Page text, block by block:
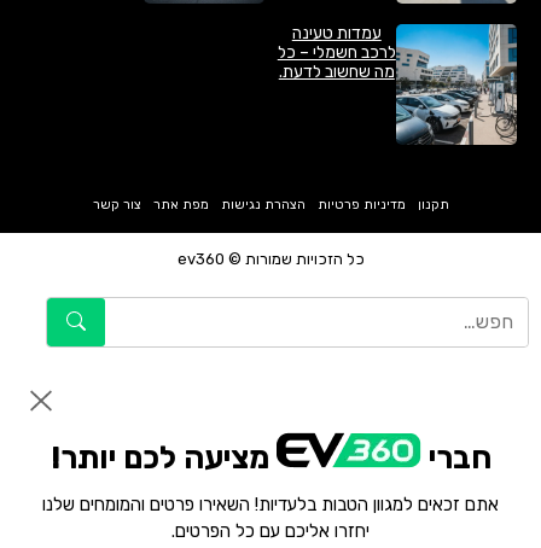
עמדות טעינה
לרכב חשמלי – כל
מה שחשוב לדעת.
כל הזכויות שמורות © ev360
תקנון מדיניות פרטיות הצהרת נגישות מפת אתר צור קשר
חברי מציעה לכם יותר!
אתם זכאים למגוון הטבות בלעדיות! השאירו פרטים והמומחים שלנו
יחזרו אליכם עם כל הפרטים.